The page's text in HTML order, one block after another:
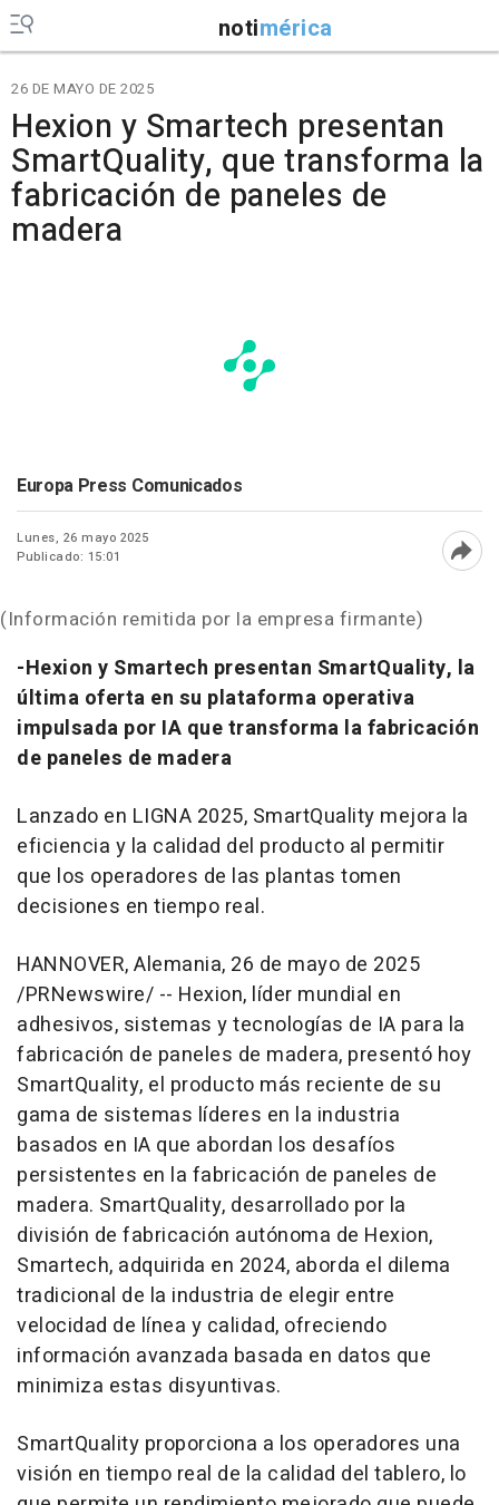
notimérica
26 DE MAYO DE 2025
Hexion y Smartech presentan
SmartQuality, que transforma la
fabricación de paneles de
madera
Europa Press Comunicados
Lunes, 26 mayo 2025
Publicado: 15:01
(Información remitida por la empresa firmante)
-Hexion y Smartech presentan SmartQuality, la
última oferta en su plataforma operativa
impulsada por IA que transforma la fabricación
de paneles de madera
Lanzado en LIGNA 2025, SmartQuality mejora la
eficiencia y la calidad del producto al permitir
que los operadores de las plantas tomen
decisiones en tiempo real.
HANNOVER, Alemania, 26 de mayo de 2025
/PRNewswire/ -- Hexion, líder mundial en
adhesivos, sistemas y tecnologías de IA para la
fabricación de paneles de madera, presentó hoy
SmartQuality, el producto más reciente de su
gama de sistemas líderes en la industria
basados en IA que abordan los desafíos
persistentes en la fabricación de paneles de
madera. SmartQuality, desarrollado por la
división de fabricación autónoma de Hexion,
Smartech, adquirida en 2024, aborda el dilema
tradicional de la industria de elegir entre
velocidad de línea y calidad, ofreciendo
información avanzada basada en datos que
minimiza estas disyuntivas.
SmartQuality proporciona a los operadores una
visión en tiempo real de la calidad del tablero, lo